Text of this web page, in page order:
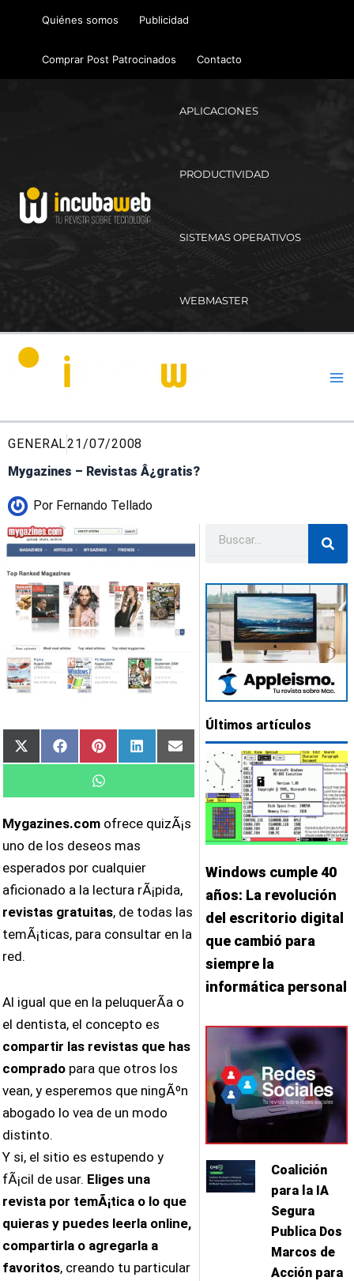
Quiénes somos Publicidad
Comprar Post Patrocinados Contacto
APLICACIONES
PRODUCTIVIDAD
SISTEMAS OPERATIVOS
WEBMASTER
GENERAL21/07/2008
Mygazines – Revistas Â¿gratis?
Por Fernando Tellado
Compartir
en
X
(Twitter)
Compartir
en
FacebookCompartir
en
PinterestCompartir
en
LinkedInCompartir
en
Email
Compartir
en
WhatsApp
Mygazines.comofrece quizÃ¡s
uno de los deseos mas
esperados por cualquier
aficionado a la lectura rÃ¡pida,
revistas gratuitas, de todas las
temÃ¡ticas, para consultar en la
red.
Al igual que en la peluquerÃ­a o
el dentista, el concepto es
compartir las revistas que has
compradopara que otros los
vean, y esperemos que ningÃºn
abogado lo vea de un modo
distinto.
Y si, el sitio es estupendo y
fÃ¡cil de usar. Eliges una
revista por temÃ¡tica o lo que
quieras y puedes leerla online,
compartirla o agregarla a
favoritos, creando tu particular
Últimos artículos
Windows cumple 40
años: La revolución
del escritorio digital
que cambió para
siempre la
informática personal
Coalición
para la IA
Segura
Publica Dos
Marcos de
Acción para